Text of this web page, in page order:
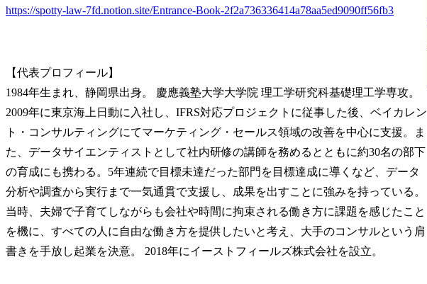
https://spotty-law-7fd.notion.site/Entrance-Book-2f2a736336414a78aa5ed9090ff56fb3
【代表プロフィール】
1984年生まれ、静岡県出身。 慶應義塾大学大学院 理工学研究科基礎理工学専攻。
2009年に東京海上日動に入社し、IFRS対応プロジェクトに従事した後、ベイカレン
ト・コンサルティングにてマーケティング・セールス領域の改善を中心に支援。ま
た、データサイエンティストとして社内研修の講師を務めるとともに約30名の部下
の育成にも携わる。5年連続で目標未達だった部門を目標達成に導くなど、データ
分析や調査から実行まで一気通貫で支援し、成果を出すことに強みを持っている。
当時、夫婦で子育てしながらも会社や時間に拘束される働き方に課題を感じたこと
を機に、すべての人に自由な働き方を提供したいと考え、大手のコンサルという肩
書きを手放し起業を決意。 2018年にイーストフィールズ株式会社を設立。